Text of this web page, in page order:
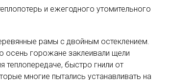
и ежегодного утомительного
рамы с двойным остеклением.
осень горожане заклеивали щели
теплопередаче, быстро гнили от
многие пытались устанавливать на